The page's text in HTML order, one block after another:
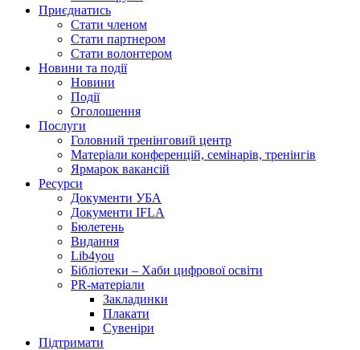
Приєднатись
Стати членом
Стати партнером
Стати волонтером
Новини та події
Новини
Події
Оголошення
Послуги
Головний тренінговий центр
Матеріали конференцій, семінарів, тренінгів
Ярмарок вакансій
Ресурси
Документи УБА
Документи IFLA
Бюлетень
Видання
Lib4you
Бібліотеки – Хаби цифрової освіти
PR-матеріали
Закладинки
Плакати
Сувеніри
Підтримати